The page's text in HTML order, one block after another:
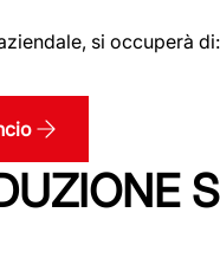
si occuperà